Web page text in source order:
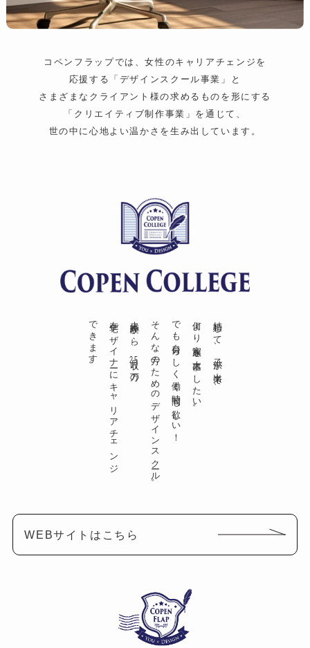
コペンフラップでは、女性のキャリアチェンジを
応援する「デザインスクール事業」と
さまざまなクライアント様の求めるものを形にする
「クリエイティブ制作事業」を通じて、
世の中に心地よい温かさを生み出しています。
結婚して、子供が出来て、
何より家族を大事にしたい。
でも自分らしく働く時間も欲しい！
そんな方のためのデザインスクール。
未経験から、月収
25
万の
在宅デザイナーにキャリアチェンジ
できます。
WEBサイトはこちら